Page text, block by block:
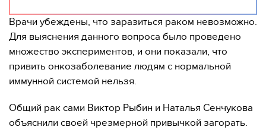
Врачи убеждены, что заразиться раком невозможно.
Для выяснения данного вопроса было проведено
множество экспериментов, и они показали, что
привить онкозаболевание людям с нормальной
иммунной системой нельзя.
Общий рак сами Виктор Рыбин и Наталья Сенчукова
объяснили своей чрезмерной привычкой загорать.